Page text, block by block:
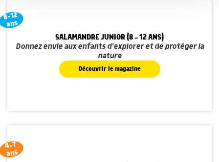
8-12
ans
SALAMANDRE JUNIOR (8 - 12 ANS)
Donnez envie aux enfants d'explorer et de protéger la
nature
Découvrir le magazine
4-7
ans